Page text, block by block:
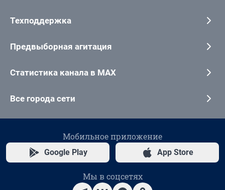
Техподдержка
Предвыборная агитация
Статистика канала в MAX
Все города сети
Мобильное приложение
Google Play App Store
Мы в соцсетях